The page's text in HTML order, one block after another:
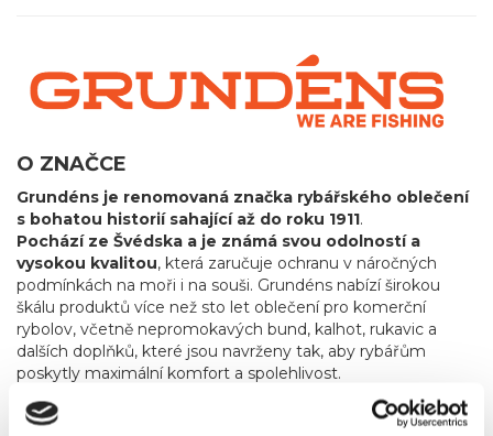
O ZNAČCE
Grundéns je renomovaná značka rybářského oblečení
s bohatou historií sahající až do roku 1911.
Pochází ze Švédska a je známá svou odolností a
vysokou kvalitou, která zaručuje ochranu v náročných
podmínkách na moři i na souši. Grundéns nabízí širokou
škálu produktů více než sto let oblečení pro komerční
rybolov, včetně nepromokavých bund, kalhot, rukavic a
dalších doplňků, které jsou navrženy tak, aby rybářům
poskytly maximální komfort a spolehlivost.
Od roku 2013 začala značka rozšiřovat svou nabídku i
na sportovní rybaření
, reagujíc tak na rostoucí poptávku